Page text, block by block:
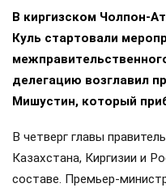
В киргизском Чолпон-
Куль стартовали
делегацию возглавил
Мишустин, который
В четверг главы
Казахстана, Киргизии и
составе. Премьер-